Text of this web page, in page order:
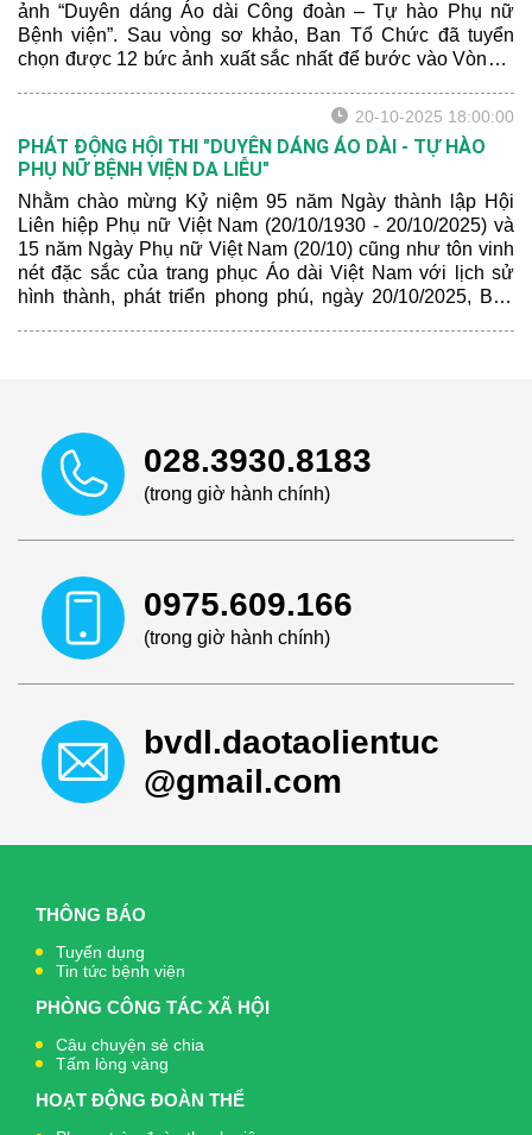
ảnh “Duyên dáng Áo dài Công đoàn – Tự hào Phụ nữ
Bệnh viện”. Sau vòng sơ khảo, Ban Tổ Chức đã tuyển
chọn được 12 bức ảnh xuất sắc nhất để bước vào Vòng 2
20-10-2025 18:00:00
PHÁT ĐỘNG HỘI THI "DUYÊN DÁNG ÁO DÀI - TỰ HÀO
PHỤ NỮ BỆNH VIỆN DA LIỄU"
Nhằm chào mừng Kỷ niệm 95 năm Ngày thành lập Hội
Liên hiệp Phụ nữ Việt Nam (20/10/1930 - 20/10/2025) và
15 năm Ngày Phụ nữ Việt Nam (20/10) cũng như tôn vinh
nét đặc sắc của trang phục Áo dài Việt Nam với lịch sử
hình thành, phát triển phong phú, ngày 20/10/2025, Ban
028.3930.8183
(trong giờ hành chính)
0975.609.166
(trong giờ hành chính)
bvdl.daotaolientuc
@gmail.com
THÔNG BÁO
Tuyển dụng
Tin tức bệnh viện
PHÒNG CÔNG TÁC XÃ HỘI
Câu chuyện sẻ chia
Tấm lòng vàng
HOẠT ĐỘNG ĐOÀN THỂ